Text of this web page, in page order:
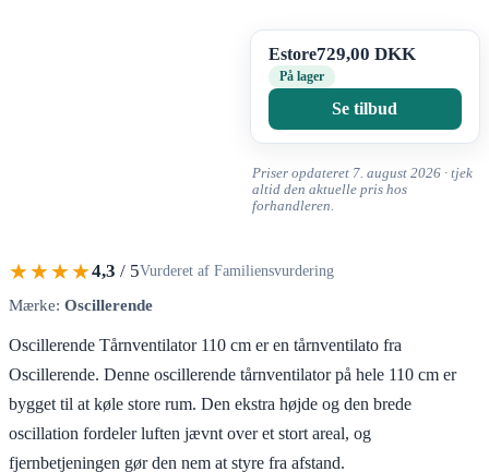
Estore729,00 DKK
På lager
Se tilbud
Priser opdateret 7. august 2026 · tjek
altid den aktuelle pris hos
forhandleren.
★★★★4,3 / 5Vurderet af Familiensvurdering
Mærke: Oscillerende
Oscillerende Tårnventilator 110 cm er en tårnventilato fra
Oscillerende. Denne oscillerende tårnventilator på hele 110 cm er
bygget til at køle store rum. Den ekstra højde og den brede
oscillation fordeler luften jævnt over et stort areal, og
fjernbetjeningen gør den nem at styre fra afstand.